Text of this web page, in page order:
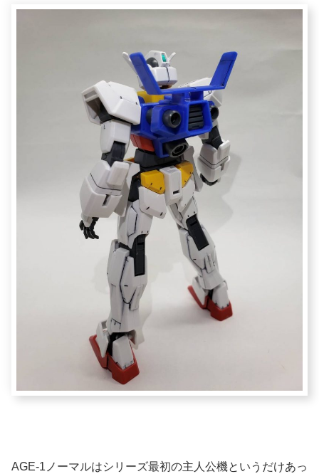
AGE-1ノーマルはシリーズ最初の主人公機というだけあっ